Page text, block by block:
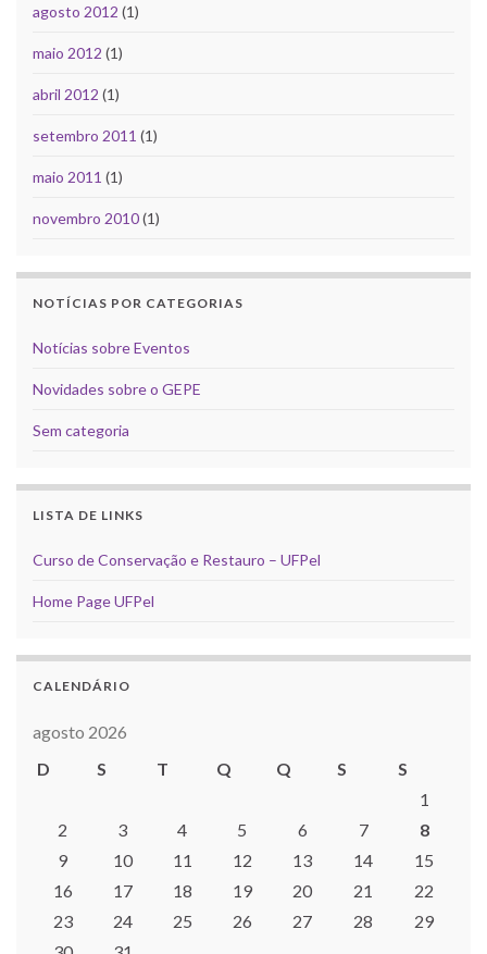
agosto 2012 (1)
maio 2012 (1)
abril 2012 (1)
setembro 2011 (1)
maio 2011 (1)
novembro 2010(1)
NOTÍCIAS POR CATEGORIAS
Notícias sobre Eventos
Novidades sobre o GEPE
Sem categoria
LISTA DE LINKS
Curso de Conservação e Restauro – UFPel
Home Page UFPel
CALENDÁRIO
agosto 2026
D
S T Q Q S
S
1
2
3 4 5 6 7
8
9
10 11 12 13 14
15
16
17 18 19 20 21
22
23
24 25 26 27 28
29